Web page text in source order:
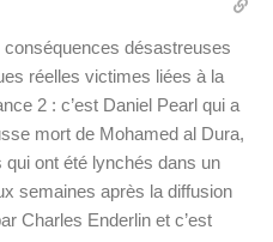
désastreuses
réelles victimes liées à la
2 : c’est Daniel Pearl qui a
mort de Mohamed al Dura,
ont été lynchés dans un
semaines après la diffusion
Charles Enderlin et c’est